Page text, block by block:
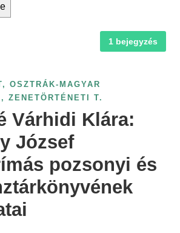
1 bejegyzés
, OSZTRÁK-MAGYAR
, ZENETÖRTÉNETI T.
Várhidi Klára:
József
pozsonyi és